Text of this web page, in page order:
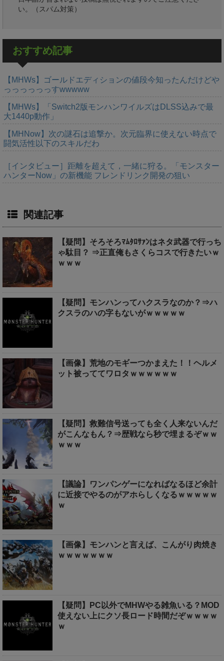
い。（スパム対策）
おすすめ記事
【MHWs】ゴールドエディションの値段今知ったんだけどや
っっっっっっすwwwww
【MHWs】「Switch2版モンハンワイルズはDLSS込みで最
大1440p動作」
【MHNow】次の謎石は追撃か。次元臨界に使えない時点で
闘気活性以下のスキルだわ
［インタビュー］距離を超えて，一緒に狩る。「モンスター
ハンターNow」の新機能 フレンドリンク開発の狙い
関連記事
【疑問】そろそろﾏﾑﾀﾛｻｧﾝはネタ武器で行っち
ゃ駄目？ ⇒正直俺もさくらコスで行きたいｗ
ｗｗｗ
【疑問】モンハンってハクスラなのか？⇒ハ
クスラのハの字もないがｗｗｗｗｗ
【画像】荒地のモギーつかまえた！！ヘルメ
ット被っててワロタｗｗｗｗｗｗ
【疑問】救難信号送っても全く人来ないんだ
がこんなもん？⇒歴戦なら秒で埋まるぞｗｗ
ｗｗｗ
【議論】ワンパンゲーになればなるほど余計
に近接でやるのがアホらしくなるｗｗｗｗｗ
ｗ
【画像】モンハンと言えば、こんがり肉焼き
ｗｗｗｗｗｗｗ
【疑問】PC以外でMHWやる雑魚いる？MOD
使えない上にクソ長ロード時間だぞｗｗｗｗ
ｗ